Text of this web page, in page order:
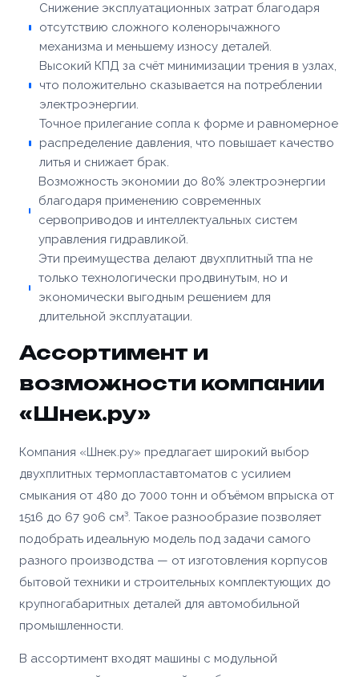
Снижение эксплуатационных затрат благодаря
отсутствию сложного коленорычажного
механизма и меньшему износу деталей.
Высокий КПД за счёт минимизации трения в узлах,
что положительно сказывается на потреблении
электроэнергии.
Точное прилегание сопла к форме и равномерное
распределение давления, что повышает качество
литья и снижает брак.
Возможность экономии до 80% электроэнергии
благодаря применению современных
сервоприводов и интеллектуальных систем
управления гидравликой.
Эти преимущества делают двухплитный тпа не
только технологически продвинутым, но и
экономически выгодным решением для
длительной эксплуатации.
Ассортимент и
возможности компании
«Шнек.ру»
Компания «Шнек.ру» предлагает широкий выбор
двухплитных термопластавтоматов с усилием
смыкания от 480 до 7000 тонн и объёмом впрыска от
1516 до 67 906 см³. Такое разнообразие позволяет
подобрать идеальную модель под задачи самого
разного производства — от изготовления корпусов
бытовой техники и строительных комплектующих до
крупногабаритных деталей для автомобильной
промышленности.
В ассортимент входят машины с модульной